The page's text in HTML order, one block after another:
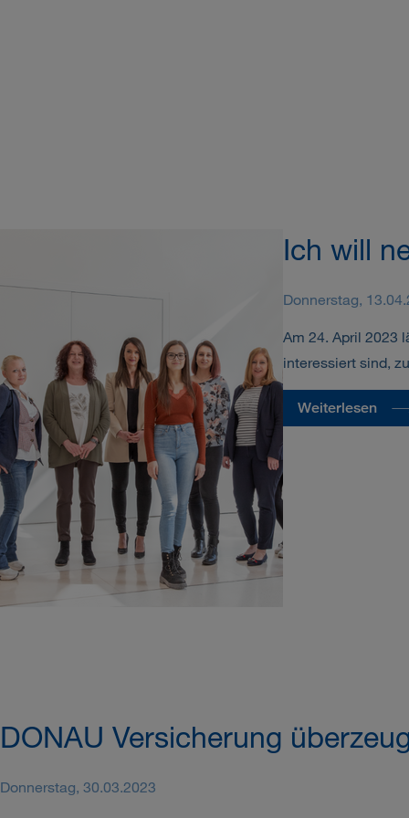
Ich will
Donnerstag,
Am 24. April 2023
interessiert sind,
Weiterlesen
DONAU Versicherung
Donnerstag, 30.03.2023